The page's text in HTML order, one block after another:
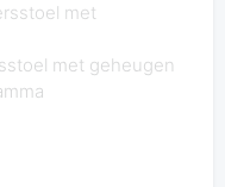
met
met geheugen